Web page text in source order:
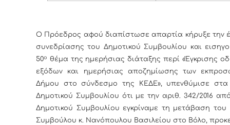
Ο Πρόεδρος αφού διαπίστωσε απαρτία κήρυξε την
συνεδρίασης του Δημοτικού Συμβουλίου και
50ο θέμα της ημερήσιας διάταξης περί «Έγκρισης
εξόδων και ημερήσιας αποζημίωσης των
Δήμου στο σύνδεσμο της ΚΕΔΕ», υπενθύμισε
Δημοτικού Συμβουλίου ότι με την αριθ. 342/2016
Δημοτικού Συμβουλίου εγκρίναμε τη μετάβαση του
Συμβούλου κ. Νανόπουλου Βασιλείου στο Βόλο,